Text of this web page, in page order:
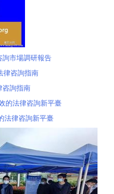
市場調研報告
咨詢指南
法律咨詢新平臺